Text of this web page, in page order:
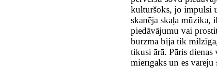
kultūršoks, jo impulsi
skanēja skaļa mūzika,
piedāvājumu vai
burzma bija tik
tikusi ārā. Pāris
mierīgāks un es varēju